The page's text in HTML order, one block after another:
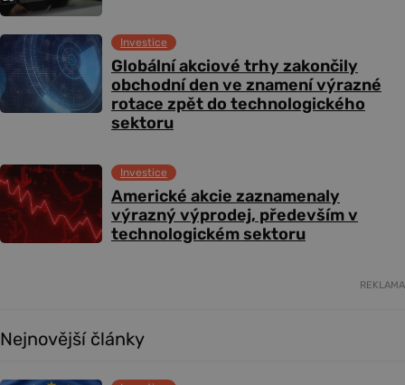
Globální akciové trhy zakončily
obchodní den ve znamení výrazné
rotace zpět do technologického
sektoru
Investice
Americké akcie zaznamenaly
výrazný výprodej, především v
technologickém sektoru
Investice
REKLAMA
Nejnovější články